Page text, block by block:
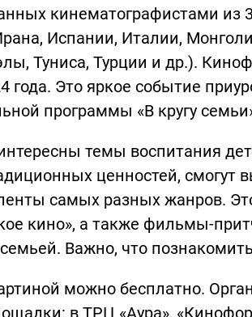
кинематографистами из
Испании, Италии,
Туниса, Турции и др.).
года. Это яркое событие
программы «В кругу
темы воспитания
ценностей, смогут
самых разных жанров.
кино», а также фильмы-
Важно, что
можно бесплатно.
в ТРЦ «Аура»,